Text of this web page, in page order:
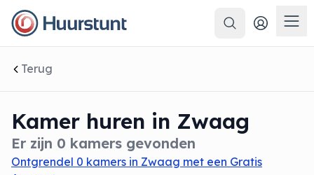
Zoeken
Terug
Kamer huren in Zwaag
Er zijn 0 kamers gevonden
Ontgrendel 0 kamers in Zwaag met een Gratis
sluiten